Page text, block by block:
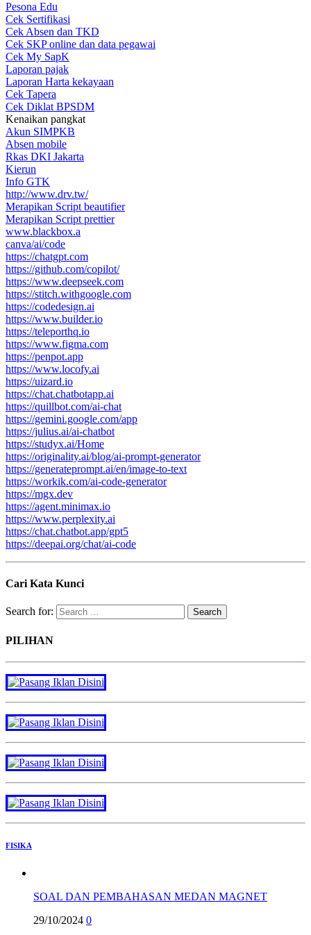
Pesona Edu
Cek Sertifikasi
Cek Absen dan TKD
Cek SKP online dan data pegawai
Cek My SapK
Laporan pajak
Laporan Harta kekayaan
Cek Tapera
Cek Diklat BPSDM
Kenaikan pangkat
Akun SIMPKB
Absen mobile
Rkas DKI Jakarta
Kierun
Info GTK
http://www.drv.tw/
Merapikan Script beautifier
Merapikan Script prettier
www.blackbox.a
canva/ai/code
https://chatgpt.com
https://github.com/copilot/
https://www.deepseek.com
https://stitch.withgoogle.com
https://codedesign.ai
https://www.builder.io
https://teleporthq.io
https://www.figma.com
https://penpot.app
https://www.locofy.ai
https://uizard.io
https://chat.chatbotapp.ai
https://quillbot.com/ai-chat
https://gemini.google.com/app
https://julius.ai/ai-chatbot
https://studyx.ai/Home
https://originality.ai/blog/ai-prompt-generator
https://generateprompt.ai/en/image-to-text
https://workik.com/ai-code-generator
https://mgx.dev
https://agent.minimax.io
https://www.perplexity.ai
https://chat.chatbot.app/gpt5
https://deepai.org/chat/ai-code
Cari Kata Kunci
Search for:
PILIHAN
FISIKA
SOAL DAN PEMBAHASAN MEDAN MAGNET
29/10/2024 0